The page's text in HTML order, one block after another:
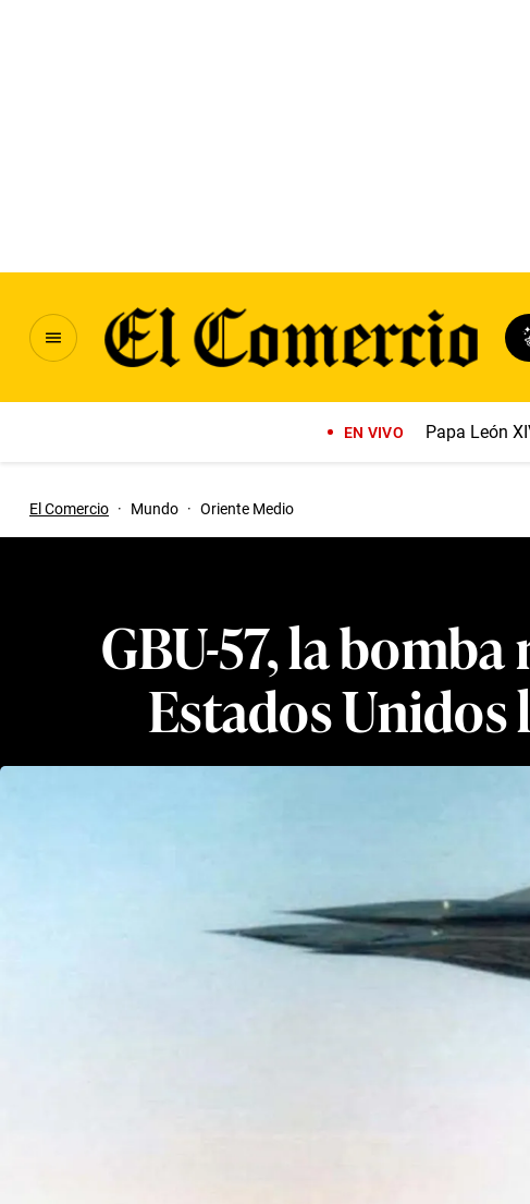
EN VIVO Papa León
El Comercio · Mundo · Oriente Medio
GBU-57, la
Estados